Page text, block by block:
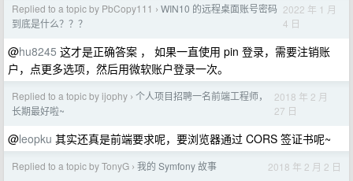
Replied to a topic by PbCopy111 › WIN10 的远程桌面账号密码
到底是什么？？？
2022 年 1 月
4 日
@hu8245 这才是正确答案 ， 如果一直使用 pin 登录，需要注销账
户，点更多选项，然后用微软账户登录一次。
Replied to a topic by ijophy › 个人项目招聘一名前端工程师，
长期最好啦~
2018 年 2 月
27 日
@leopku 其实还真是前端要求呢，要浏览器通过 CORS 签证书呢~
Replied to a topic by TonyG › 我的 Symfony 故事 2018 年 2 月 2 日